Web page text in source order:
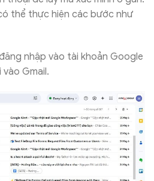
thể thực hiện các bước như
nhập vào tài khoản Google
Gmail.